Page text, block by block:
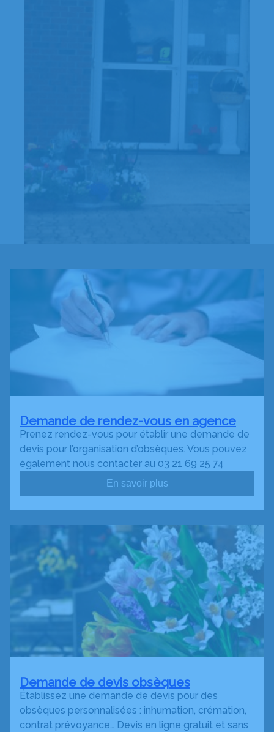
Demande de rendez-vous en agence
Prenez rendez-vous pour établir une demande de
devis pour l’organisation d’obsèques. Vous pouvez
également nous contacter au 03 21 69 25 74
En savoir plus
Demande de devis obsèques
Établissez une demande de devis pour des
obsèques personnalisées : inhumation, crémation,
contrat prévoyance… Devis en ligne gratuit et sans